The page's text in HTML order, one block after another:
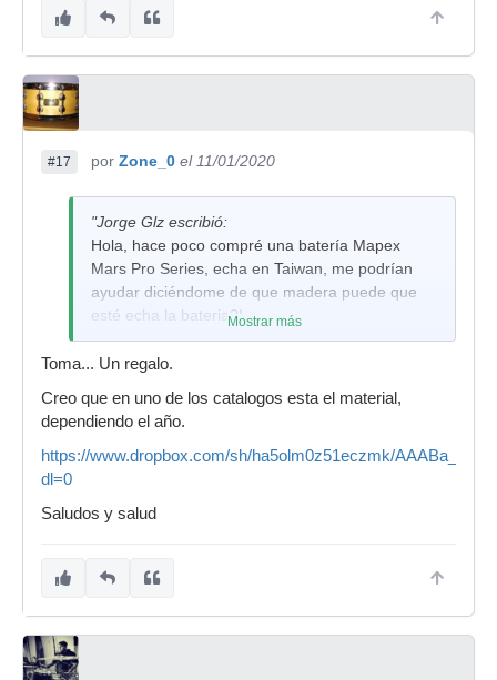
#17 por Zone_0 el 11/01/2020
"Jorge Glz escribió:
Hola, hace poco compré una batería Mapex
Mars Pro Series, echa en Taiwan, me podrían
ayudar diciéndome de que madera puede que
esté echa la bateria?!Mostrar más
Toma... Un regalo.
Creo que en uno de los catalogos esta el material,
dependiendo el año.
https://www.dropbox.com/sh/ha5olm0z51eczmk/
dl=0
Saludos y salud